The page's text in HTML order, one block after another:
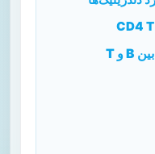
تفسیر نتیجه‌ها: چرا تفاوت بین B و T